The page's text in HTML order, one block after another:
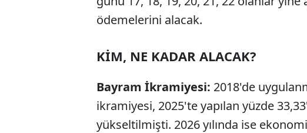
ödemelerini alacak.
KİM, NE KADAR ALACAK?
Bayram İkramiyesi: 2018'de
ikramiyesi, 2025'te yapılan yüzde
yükseltilmişti. 2026 yılında ise